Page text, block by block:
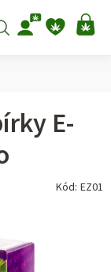
Hledat
E-
Kód: EZ01